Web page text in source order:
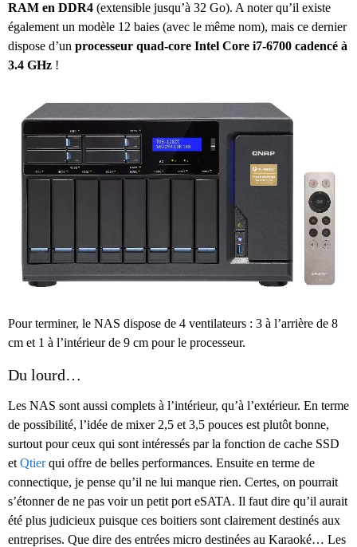
RAM en DDR4 (extensible jusqu’à 32 Go). A noter qu’il existe
également un modèle 12 baies (avec le même nom), mais ce dernier
dispose d’un processeur quad-core Intel Core i7-6700 cadencé à
3.4 GHz !
Pour terminer, le NAS dispose de 4 ventilateurs : 3 à l’arrière de 8
cm et 1 à l’intérieur de 9 cm pour le processeur.
Du lourd…
Les NAS sont aussi complets à l’intérieur, qu’à l’extérieur. En terme
de possibilité, l’idée de mixer 2,5 et 3,5 pouces est plutôt bonne,
surtout pour ceux qui sont intéressés par la fonction de cache SSD
et Qtierqui offre de belles performances. Ensuite en terme de
connectique, je pense qu’il ne lui manque rien. Certes, on pourrait
s’étonner de ne pas voir un petit port eSATA. Il faut dire qu’il aurait
été plus judicieux puisque ces boitiers sont clairement destinés aux
entreprises. Que dire des entrées micro destinées au Karaoké… Les